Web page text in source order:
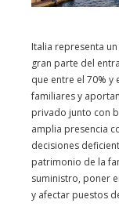
Italia representa
gran parte del
que entre el 70% y
familiares y
privado junto con
amplia presencia
decisiones
patrimonio de la
suministro, poner
y afectar puestos